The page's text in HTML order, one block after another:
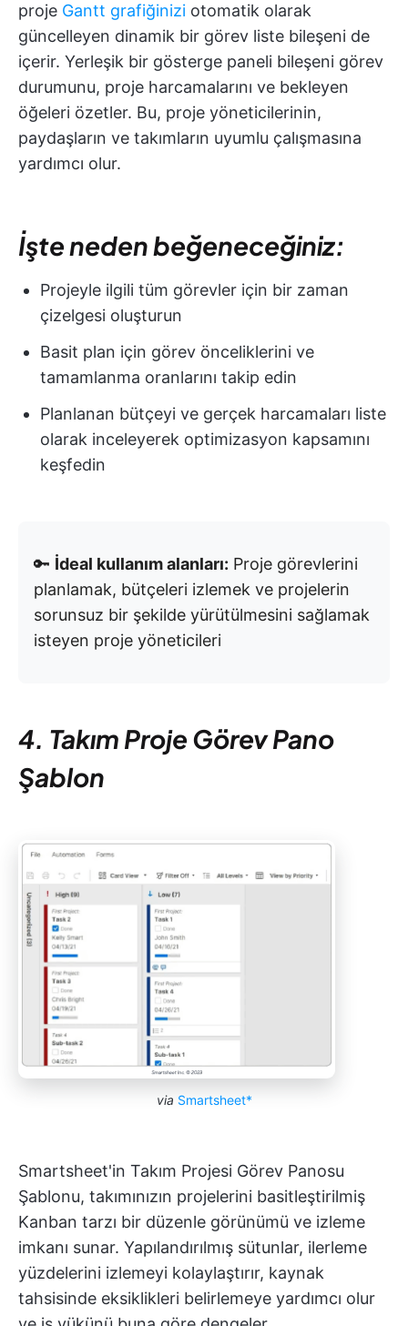
proje Gantt grafiğinizi otomatik olarak
güncelleyen dinamik bir görev liste bileşeni de
içerir. Yerleşik bir gösterge paneli bileşeni görev
durumunu, proje harcamalarını ve bekleyen
öğeleri özetler. Bu, proje yöneticilerinin,
paydaşların ve takımların uyumlu çalışmasına
yardımcı olur.
İşte neden beğeneceğiniz:
Projeyle ilgili tüm görevler için bir zaman
çizelgesi oluşturun
Basit plan için görev önceliklerini ve
tamamlanma oranlarını takip edin
Planlanan bütçeyi ve gerçek harcamaları liste
olarak inceleyerek optimizasyon kapsamını
keşfedin
🔑 İdeal kullanım alanları: Proje görevlerini
planlamak, bütçeleri izlemek ve projelerin
sorunsuz bir şekilde yürütülmesini sağlamak
isteyen proje yöneticileri
4. Takım Proje Görev Pano
Şablon
via Smartsheet*
Smartsheet'in Takım Projesi Görev Panosu
Şablonu, takımınızın projelerini basitleştirilmiş
Kanban tarzı bir düzenle görünümü ve izleme
imkanı sunar. Yapılandırılmış sütunlar, ilerleme
yüzdelerini izlemeyi kolaylaştırır, kaynak
tahsisinde eksiklikleri belirlemeye yardımcı olur